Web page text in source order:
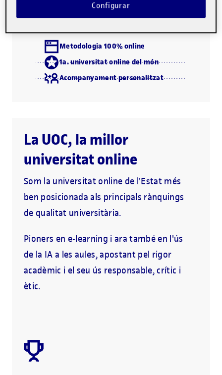
Descarrega el programa (PDF)
Metodologia 100% online
1a. universitat online del món
Acompanyament personalitzat
La UOC, la millor
universitat online
Som la universitat online de l'Estat més
ben posicionada als principals rànquings
de qualitat universitària.
Pioners en e-learning i ara també en l'ús
de la IA a les aules, apostant pel rigor
acadèmic i el seu ús responsable, crític i
ètic.
Configurar